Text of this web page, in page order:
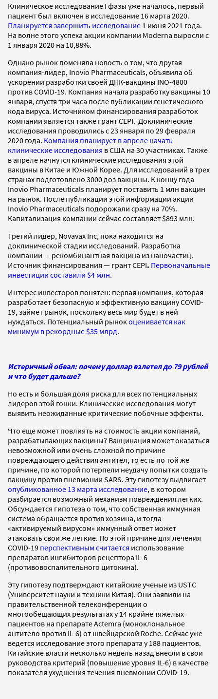
Клиническое исследование I фазы уже началось, первый
пациент был включен в исследование 16 марта 2020.
Планируется завершить исследование 1 июня 2021 года.
На волне этого успеха акции компании Moderna выросли с
1 января 2020 на 10,88%.
Однако рынок поменяла новость о том, что другая
компания-лидер, Inovio Pharmaceuticals, объявила об
ускорении разработки своей ДНК-вакцины INO-4800
против COVID-19. Компания начала разработку вакцины 10
января, спустя три часа после публикации генетического
кода вируса. Источником финансирования разработок
компании является также грант CEPI. Доклинические
исследования проводились с 23 января по 29 февраля
2020 года. Компания планирует в апреле начать
клинические исследования в США на 30 участниках. Также
в апреле начнутся клинические исследования этой
вакцины в Китае и Южной Корее. Для исследований в трех
странах подготовлено 3000 доз вакцины. К концу года
Inovio Pharmaceuticals планирует поставить 1 млн вакцин
на рынок. После публикации этой информации акции
Inovio Pharmaceuticals подорожали сразу на 70%.
Капитализация компании сейчас составляет $893 млн.
Третий лидер, Novavax Inc, пока находится на
доклинической стадии исследований. Разработка
компании — рекомбинантная вакцина из наночастиц.
Источник финансирования — грант CEPI. Первоначальные
инвестиции составили $4 млн.
Интерес инвесторов понятен: первая компания, которая
разработает безопасную и эффективную вакцину COVID-
19, займет рынок, поскольку весь мир будет в ней
нуждаться. Потенциальный рынокоценивается как
минимум в рекордные $35 млрд.
Истеричный обвал: почему доллар взлетел до 79 рублей
и что будет дальше?
Но есть и большая доля риска для всех потенциальных
лидеров этой гонки. Клинические исследования могут
выявить неожиданные критические побочные эффекты.
Что еще может повлиять на стоимость акции компаний,
разрабатывающих вакцины? Вакцинация может оказаться
невозможной или очень сложной по причине
повреждающего действия антител, то есть по той же
причине, по которой потерпели неудачу попытки создать
вакцину против пневмонии SARS. Эту гипотезу выдвигает
опубликованное 13 марта исследование, в котором
разбирается возможный механизм повреждения легких.
Обсуждается гипотеза о том, что собственная иммунная
система обращается против хозяина, и тогда
«активируемый вирусом» иммунный ответ может
атаковать свои же легкие. По этой причине для лечения
COVID-19 перспективным считается использование
препаратов ингибиторов рецептора IL-6
(противовоспалительного цитокина).
Эту гипотезу подтверждают китайские ученые из USTC
(Университет науки и техники Китая). Они заявили на
правительственной телеконференции о
многообещающих результатах у 14 крайне тяжелых
пациентов на препарате Actemra (моноклональное
антитело против IL-6) от швейцарской Roche. Сейчас уже
ведется исследование этого препарата у 188 пациентов.
Китайские власти несколько недель назад внесли в свои
руководства критерий (повышение уровня IL-6) в качестве
показателя ухудшения течения пневмонии COVID-19.